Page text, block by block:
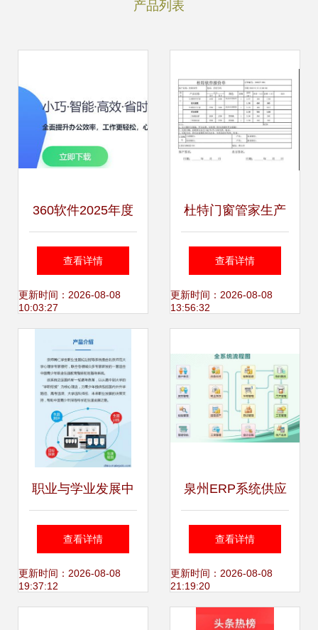
产品列表
360软件2025年度
产品战略升级 AI安
全管家与生态整合
牵动行业变局
查看详情
更新时间：2026-08-08
10:03:27
杜特门窗管家生产
软件 一键算料，高
效管理从预算到报
查看详情
更新时间：2026-08-08
13:56:32
职业与学业发展中
心的数字解决方案
从生涯测评到心理
查看详情
更新时间：2026-08-08
19:37:12
泉州ERP系统供应
与服务指南 聚焦助
飞ERP及专业咨询
查看详情
更新时间：2026-08-08
21:19:20